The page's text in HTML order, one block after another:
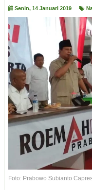
Senin, 14 Januari 2019
Foto: Prabowo Subianto